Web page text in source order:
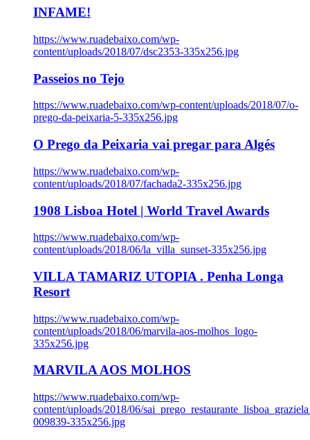
INFAME!
https://www.ruadebaixo.com/wp-
content/uploads/2018/07/dsc2353-335x256.jpg
Passeios no Tejo
https://www.ruadebaixo.com/wp-content/uploads/2018/07/o-
prego-da-peixaria-5-335x256.jpg
O Prego da Peixaria vai pregar para Algés
https://www.ruadebaixo.com/wp-
content/uploads/2018/07/fachada2-335x256.jpg
1908 Lisboa Hotel | World Travel Awards
https://www.ruadebaixo.com/wp-
content/uploads/2018/06/la_villa_sunset-335x256.jpg
VILLA TAMARIZ UTOPIA . Penha Longa
Resort
https://www.ruadebaixo.com/wp-
content/uploads/2018/06/marvila-aos-molhos_logo-
335x256.jpg
MARVILA AOS MOLHOS
https://www.ruadebaixo.com/wp-
content/uploads/2018/06/
009839-335x256.jpg